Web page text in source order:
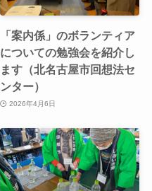
「案内係」のボランティア
についての勉強会を紹介し
ます（北名古屋市回想法セ
ンター）
2026年4月6日